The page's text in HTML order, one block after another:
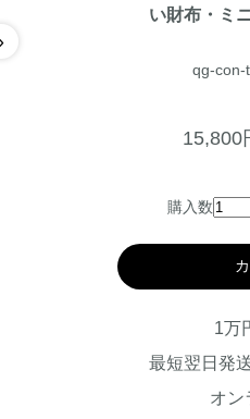
›
い財布・ミ
qg-con-
15,800
購入数
1万
最短翌日発
オン